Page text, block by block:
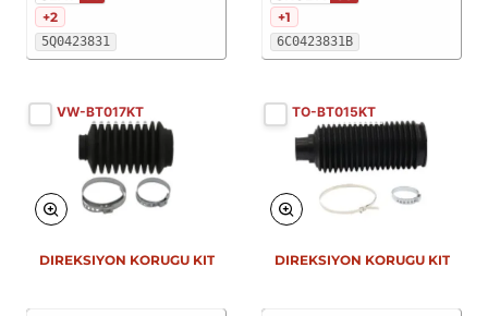
5Q0423831
+2
6C0423831B
+1
VW-BT017KT
DIREKSIYON KORUGU KIT
TO-BT015KT
DIREKSIYON KORUGU KIT